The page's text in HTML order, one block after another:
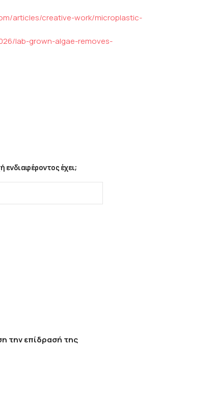
articles/creative-work/microplastic-
lab-grown-algae-removes-
ενδιαφέροντος έχει;
την επίδρασή της